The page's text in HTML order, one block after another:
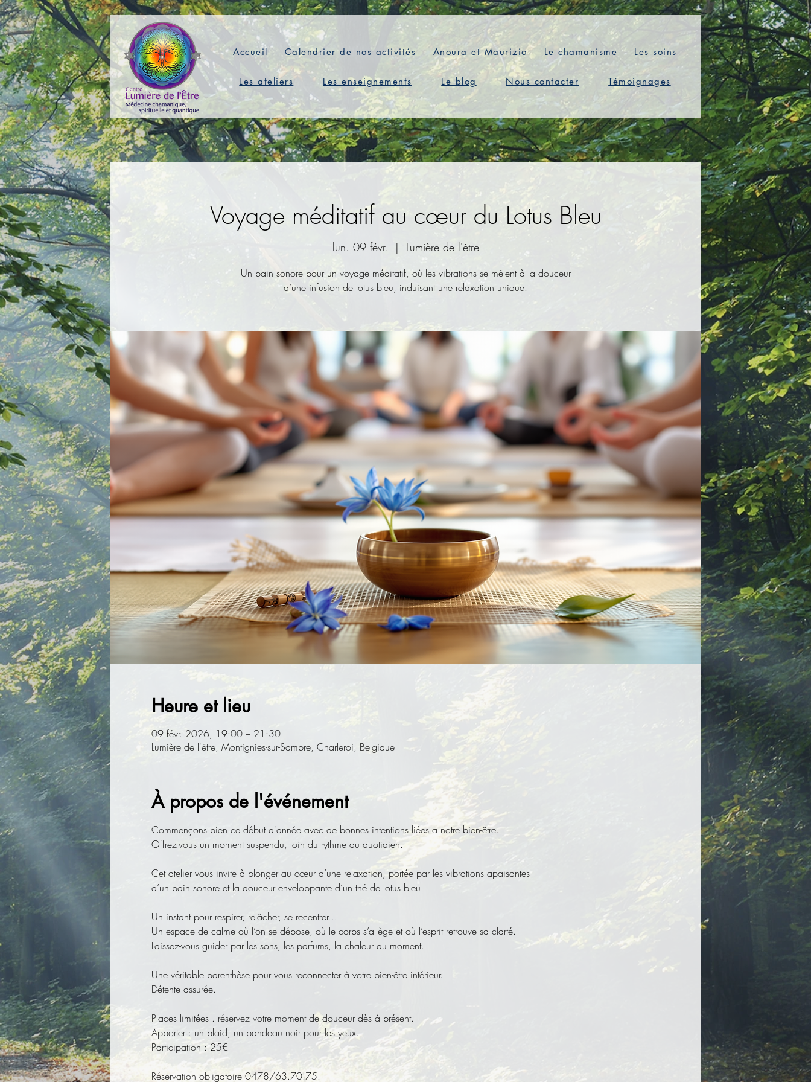
Accueil Calendrier de nos activités Anoura et Maurizio Le chamanisme Les soins
Les ateliers Les enseignements Le blog Nous contacter Témoignages
Voyage méditatif au cœur du Lotus Bleu
lun. 09 févr.
  |
Lumière de l'être
Un bain sonore pour un voyage méditatif, où les vibrations se mêlent à la douceur
d’une infusion de lotus bleu, induisant une relaxation unique.
Heure et lieu
09 févr. 2026, 19:00 – 21:30
Lumière de l'être, Montignies-sur-Sambre, Charleroi, Belgique
À propos de l'événement
Commençons bien ce début d'année avec de bonnes intentions liées a notre bien-être.
Offrez-vous un moment suspendu, loin du rythme du quotidien.
Cet atelier vous invite à plonger au cœur d’une relaxation, portée par les vibrations apaisantes
d’un bain sonore et la douceur enveloppante d’un thé de lotus bleu.
Un instant pour respirer, relâcher, se recentrer…
Un espace de calme où l’on se dépose, où le corps s’allège et où l’esprit retrouve sa clarté.
Laissez-vous guider par les sons, les parfums, la chaleur du moment.
Une véritable parenthèse pour vous reconnecter à votre bien-être intérieur.
Détente assurée.
Places limitées . réservez votre moment de douceur dès à présent.
Apporter : un plaid, un bandeau noir pour les yeux.
Participation : 25€
Réservation obligatoire 0478/63.70.75.